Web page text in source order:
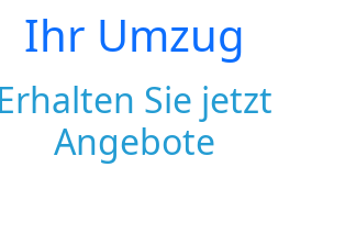
Ihr Umzug
Erhalten Sie jetzt
Angebote